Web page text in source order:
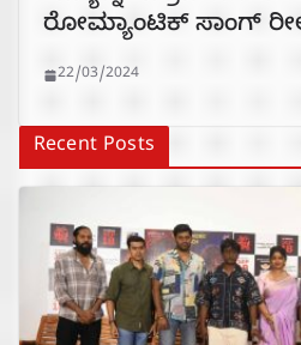
ರೋಮ್ಯಾಂಟಿಕ್ ಸಾಂಗ್
22/03/2024
Recent Posts